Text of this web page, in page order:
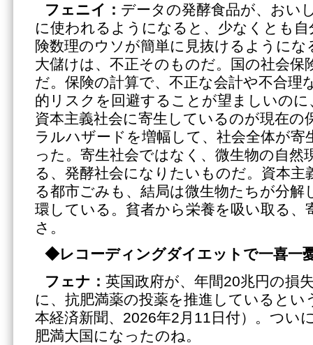
フェニイ： データの発酵食品が、おい
に使われるようになると、少なくとも
険数理のウソが簡単に見抜けるようにな
大儲けは、不正そのものだ。国の社会保
だ。保険の計算で、不正な会計や不合理
的リスクを回避することが望ましいの
資本主義社会に寄生しているのが現在の
ラルハザードを増幅して、社会全体が寄
った。寄生社会ではなく、微生物の自然
る、発酵社会になりたいものだ。資本主
る都市ごみも、結局は微生物たちが分解
環している。貧者から栄養を吸い取る、
さ。
◆レコーディングダイエットで一喜一
フェナ： 英国政府が、年間20兆円の損
に、抗肥満薬の投薬を推進しているとい
本経済新聞、2026年2月11日付）。つい
肥満大国になったのね。